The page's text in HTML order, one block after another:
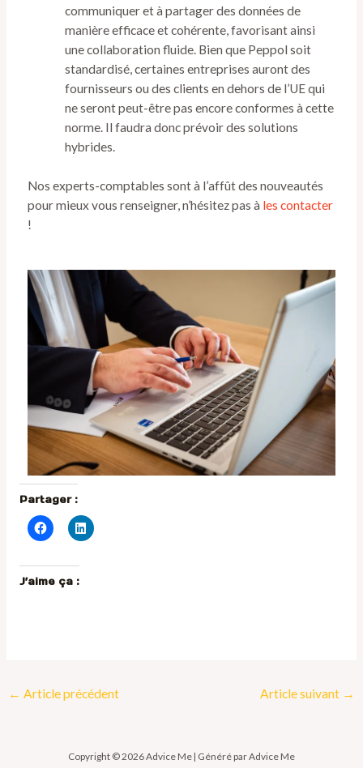
communiquer et à partager des données de
manière efficace et cohérente, favorisant ainsi
une collaboration fluide. Bien que Peppol soit
standardisé, certaines entreprises auront des
fournisseurs ou des clients en dehors de l’UE qui
ne seront peut-être pas encore conformes à cette
norme. Il faudra donc prévoir des solutions
hybrides.
Nos experts-comptables sont à l’affût des nouveautés
pour mieux vous renseigner, n’hésitez pas à les contacter
!
Partager :
J’aime ça :
← Article précédent Article suivant →
Copyright © 2026 Advice Me | Généré par Advice Me